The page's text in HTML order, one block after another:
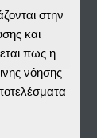
στην
και
πως η
νόησης